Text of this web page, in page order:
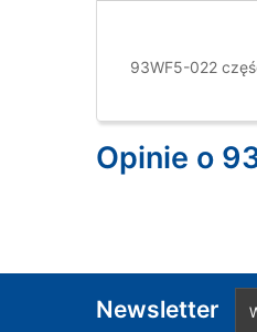
93WF5-022
Opinie o
Newsletter